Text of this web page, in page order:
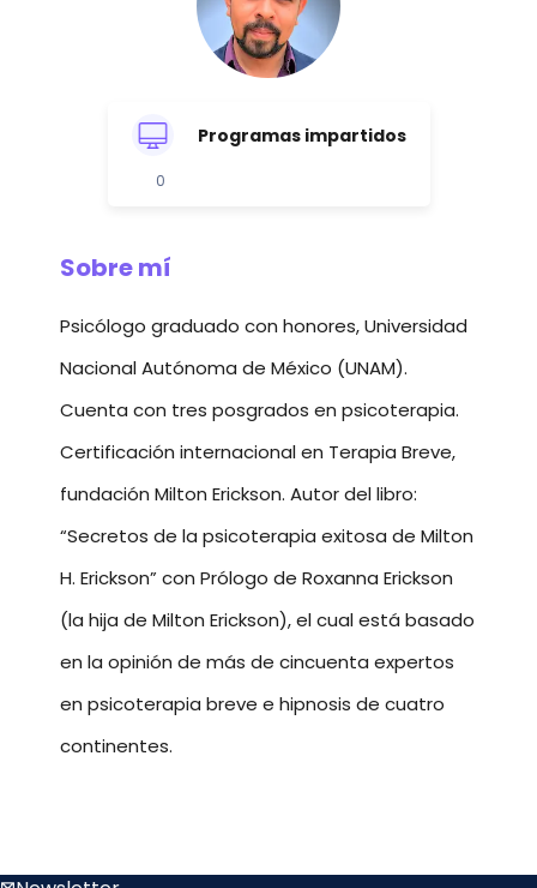
Programas impartidos
0
Sobre mí
Psicólogo graduado con honores, Universidad
Nacional Autónoma de México (UNAM).
Cuenta con tres posgrados en psicoterapia.
Certificación internacional en Terapia Breve,
fundación Milton Erickson. Autor del libro:
“Secretos de la psicoterapia exitosa de Milton
H. Erickson” con Prólogo de Roxanna Erickson
(la hija de Milton Erickson), el cual está basado
en la opinión de más de cincuenta expertos
en psicoterapia breve e hipnosis de cuatro
continentes.